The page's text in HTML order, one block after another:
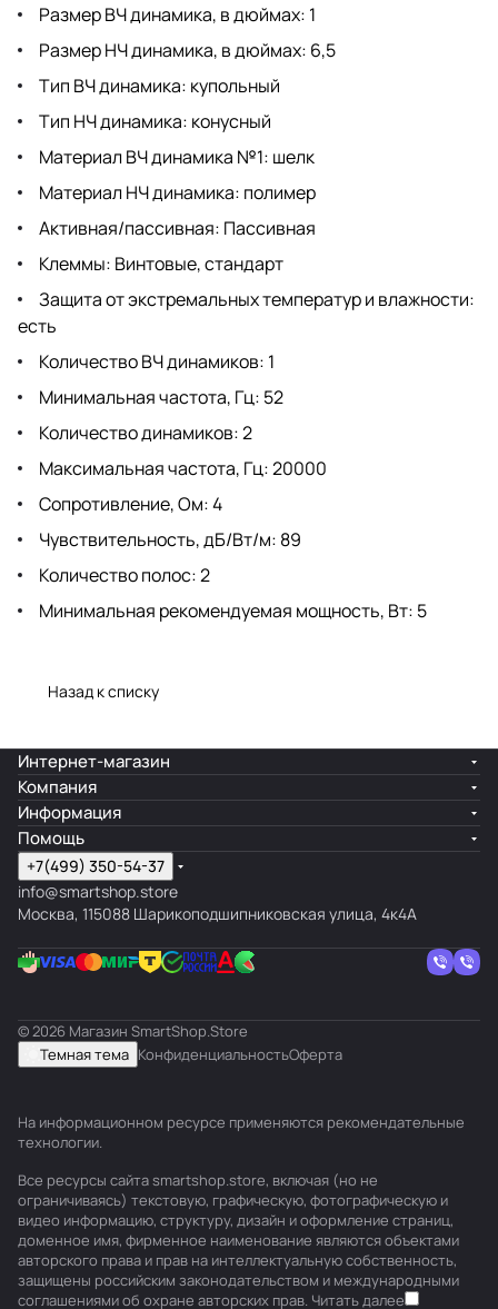
Размер ВЧ динамика, в дюймах: 1
Размер НЧ динамика, в дюймах: 6,5
Тип ВЧ динамика: купольный
Тип НЧ динамика: конусный
Материал ВЧ динамика №1: шелк
Материал НЧ динамика: полимер
Активная/пассивная: Пассивная
Клеммы: Винтовые, стандарт
Защита от экстремальных температур и влажности:
есть
Количество ВЧ динамиков: 1
Минимальная частота, Гц: 52
Количество динамиков: 2
Максимальная частота, Гц: 20000
Сопротивление, Ом: 4
Чувствительность, дБ/Вт/м: 89
Количество полос: 2
Минимальная рекомендуемая мощность, Вт: 5
Назад к списку
Интернет-магазин
Компания
Информация
Помощь
+7(499) 350-54-37
info@smartshop.store
Москва, 115088 Шарикоподшипниковская улица, 4к4А
© 2026 Магазин SmartShop.Store
Темная тема КонфиденциальностьОферта
На информационном ресурсе применяются рекомендательные
технологии.
Все ресурсы сайта smartshop.store, включая (но не
ограничиваясь) текстовую, графическую, фотографическую и
видео информацию, структуру, дизайн и оформление страниц,
доменное имя, фирменное наименование являются объектами
авторского права и прав на интеллектуальную собственность,
защищены российским законодательством и международными
соглашениями об охране авторских прав. Читать далее